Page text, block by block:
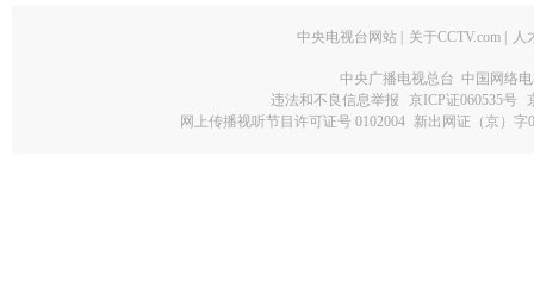
中央电视台网站 | 关于CCTV.com | 人
中央广播电视总台 中国网络
违法和不良信息举报
京ICP证060535号
网上传播视听节目许可证号 0102004 新出网证（京）